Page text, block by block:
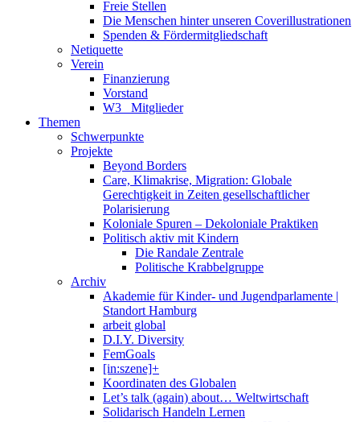
Freie Stellen
Die Menschen hinter unseren Coverillustrationen
Spenden & Fördermitgliedschaft
Netiquette
Verein
Finanzierung
Vorstand
W3_ Mitglieder
Themen
Schwerpunkte
Projekte
Beyond Borders
Care, Klimakrise, Migration: Globale
Gerechtigkeit in Zeiten gesellschaftlicher
Polarisierung
Koloniale Spuren – Dekoloniale Praktiken
Politisch aktiv mit Kindern
Die Randale Zentrale
Politische Krabbelgruppe
Archiv
Akademie für Kinder- und Jugendparlamente |
Standort Hamburg
arbeit global
D.I.Y. Diversity
FemGoals
[in:szene]+
Koordinaten des Globalen
Let’s talk (again) about… Weltwirtschaft
Solidarisch Handeln Lernen